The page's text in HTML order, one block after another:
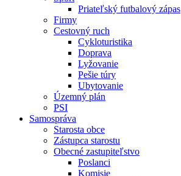
Priateľský futbalový zápas
Firmy
Cestovný ruch
Cykloturistika
Doprava
Lyžovanie
Pešie túry
Ubytovanie
Územný plán
PSI
Samospráva
Starosta obce
Zástupca starostu
Obecné zastupiteľstvo
Poslanci
Komisie